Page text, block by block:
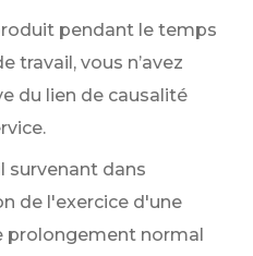
pendant le temps
travail, vous n’avez
du lien de causalité
survenant dans
de l'exercice d'une
prolongement normal